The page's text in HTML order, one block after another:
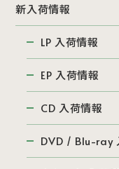
新入荷情報
LP 入荷情報
EP 入荷情報
CD 入荷情報
DVD / Blu-ray